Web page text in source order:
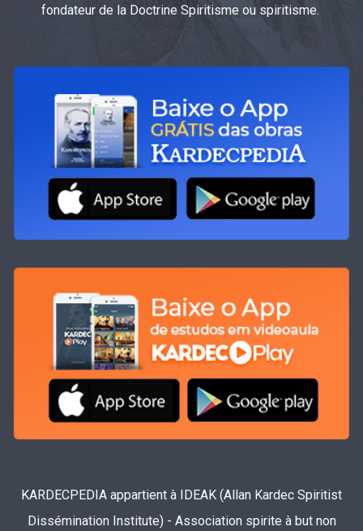
fondateur de la Doctrine Spiritisme ou spiritisme.
KARDECPEDIA appartient à IDEAK (Allan Kardec Spiritist
Dissémination Institute) - Association spirite à but non